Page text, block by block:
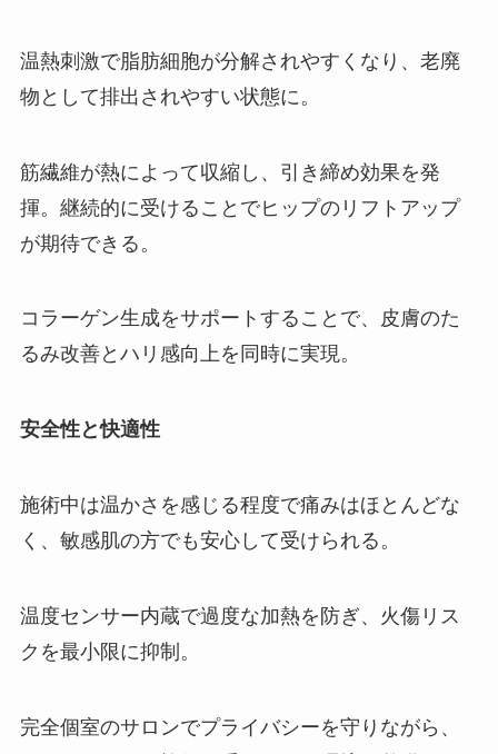
温熱刺激で脂肪細胞が分解されやすくなり、老廃
物として排出されやすい状態に。
筋繊維が熱によって収縮し、引き締め効果を発
揮。継続的に受けることでヒップのリフトアップ
が期待できる。
コラーゲン生成をサポートすることで、皮膚のた
るみ改善とハリ感向上を同時に実現。
安全性と快適性
施術中は温かさを感じる程度で痛みはほとんどな
く、敏感肌の方でも安心して受けられる。
温度センサー内蔵で過度な加熱を防ぎ、火傷リス
クを最小限に抑制。
完全個室のサロンでプライバシーを守りながら、